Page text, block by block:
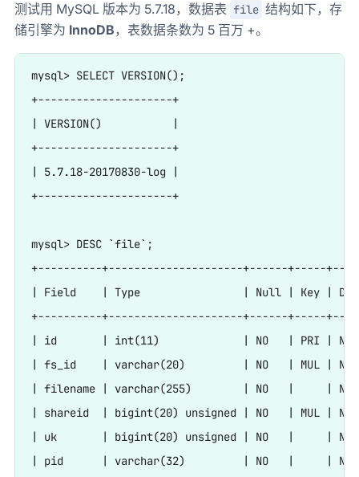
测试用 MySQL 版本为 5.7.18，数据表 file 结构如下，存
储引擎为 InnoDB，表数据条数为 5 百万 +。
mysql> SELECT VERSION();
+---------------------+
| VERSION()           |
+---------------------+
| 5.7.18-20170830-log |
+---------------------+
mysql> DESC `file`;
+----------+---------------------+------+-----
| Field    | Type                | Null | Key |
+----------+---------------------+------+-----
| id       | int(11)             | NO   | PRI | NULL
| fs_id    | varchar(20)         | NO   | MUL |
| filename | varchar(255)        | NO   |     |
| shareid  | bigint(20) unsigned | NO   | MUL
| uk       | bigint(20) unsigned | NO   |     |
| pid      | varchar(32)         | NO   |     |